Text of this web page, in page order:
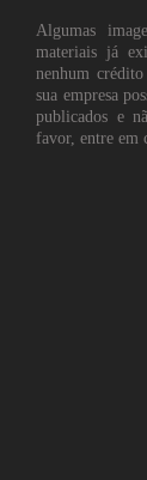
Algumas
materiais já
nenhum
sua empresa
publicados e
favor, entre em